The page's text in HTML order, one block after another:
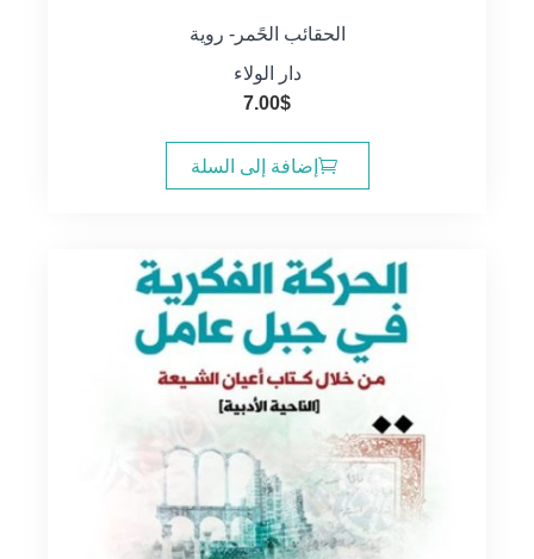
الحقائب الحًمر- روية
دار الولاء
7.00$
إضافة إلى السلة